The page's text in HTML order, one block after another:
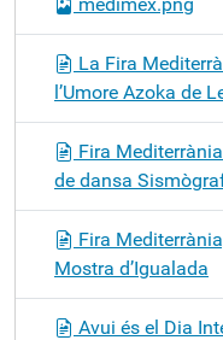
La Fira
l’Umore Azoka de
Fira
de dansa
Fira
Mostra d’Igualada
Avui és el Dia